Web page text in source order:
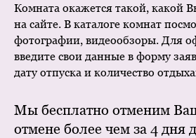
Комната окажется такой, какой
на сайте. В каталоге комнат
фотографии, видеообзоры. Для
введите свои данные в форму
дату отпуска и количество
Мы бесплатно отменим
отмене более чем за 4 дня